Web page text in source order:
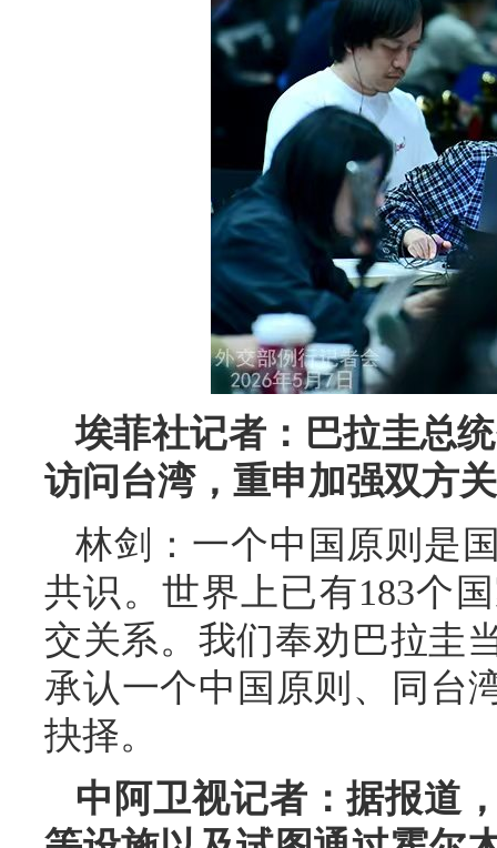
埃菲社记者：巴拉圭总
访问台湾，重申加强双方
林剑：一个中国原则是
共识。世界上已有183个
交关系。我们奉劝巴拉圭
承认一个中国原则、同台
抉择。
中阿卫视记者：据报道